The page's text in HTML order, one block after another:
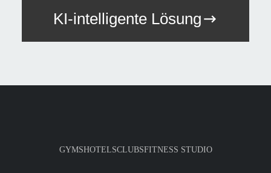
KI-intelligente Lösung
GYMSHOTELSCLUBSFITNESS STUDIO